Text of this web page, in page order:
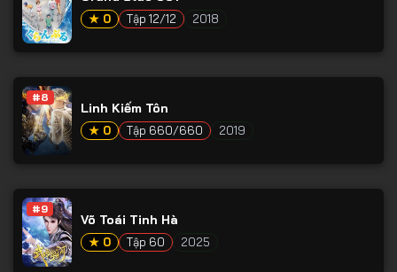
★ 0 Tập 12/12 2018
#8
Linh Kiếm Tôn
★ 0 Tập 660/660 2019
#9
Võ Toái Tinh Hà
★ 0 Tập 60 2025